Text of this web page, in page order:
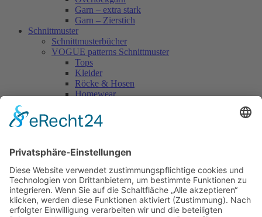
Garn – extra stark
Garn – Zierstich
Schnittmuster
Schnittmusterbücher
VOGUE patterns Schnittmuster
Tops
Kleider
Röcke & Hosen
Homewear
Vogue Vintage
Herren
Accessoires
Einzelschnittmuster Burda
Tops
Kleider
Röcke & Hosen
Homewear
Jacken & Mäntel